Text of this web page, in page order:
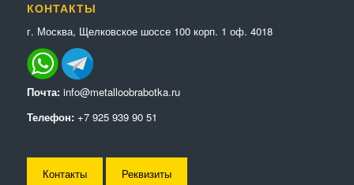
КОНТАКТЫ
г. Москва, Щелковское шоссе 100 корп. 1 оф. 4018
Почта: info@metalloobrabotka.ru
Телефон: +7 925 939 90 51
Контакты Реквизиты